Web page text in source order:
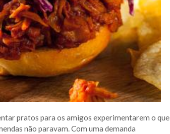
pratos para os amigos experimentarem o que
não paravam. Com uma demanda